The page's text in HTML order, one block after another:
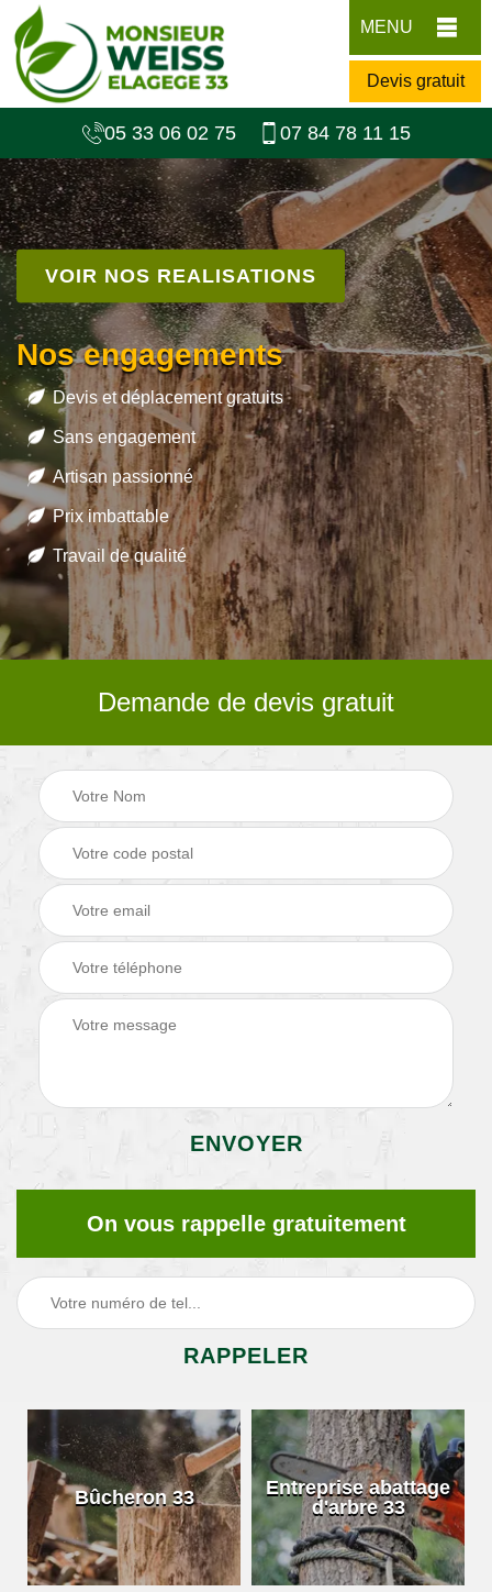
MENU
Devis gratuit
05 33 06 02 75 07 84 78 11 15
VOIR NOS REALISATIONS
Nos engagements
Devis et déplacement gratuits
Sans engagement
Artisan passionné
Prix imbattable
Travail de qualité
Demande de devis gratuit
On vous rappelle gratuitement
Bûcheron 33
Entreprise abattage
d'arbre 33